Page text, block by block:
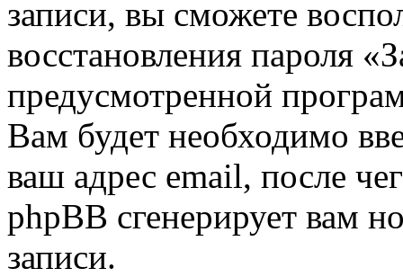
записи, вы сможете
восстановления пароля
предусмотренной
Вам будет необходимо
ваш адрес email, после
phpBB сгенерирует вам
записи.